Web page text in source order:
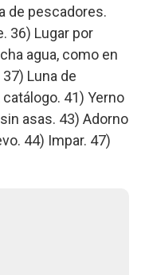
de pescadores.
36) Lugar por
agua, como en
Luna de
41) Yerno
asas. 43) Adorno
44) Impar. 47)